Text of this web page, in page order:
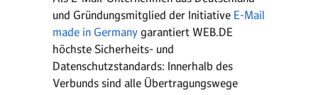
und Gründungsmitglied der Initiative E-Mail
made in Germany garantiert WEB.DE
höchste Sicherheits- und
Datenschutzstandards: Innerhalb des
Verbunds sind alle Übertragungswege